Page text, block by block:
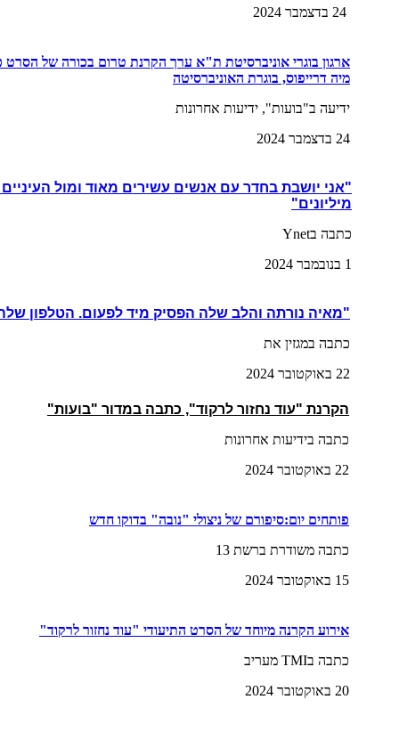
24 בדצמבר 2024
ארגון בוגרי אוניברסיטת ת"א ערך הקרנת טרום בכורה של הסרט
מיה דרייפוס, בוגרת האוניברסיטה
ידיעה ב"בועות", ידיעות אחרונות
24 בדצמבר 2024
"אני יושבת בחדר עם אנשים עשירים מאוד ומול
מיליונים"
כתבה בYnet
1 בנובמבר 2024
"מאיה נורתה והלב שלה הפסיק מיד לפעום. הטלפון
כתבה במגזין את
22 באוקטובר 2024
הקרנת "עוד נחזור לרקוד", כתבה במדור "בועות"
כתבה בידיעות אחרונות
22 באוקטובר 2024
פותחים יום:סיפורם של ניצולי "נובה" בדוקו חדש
כתבה משודרת ברשת 13
15 באוקטובר 2024
אירוע הקרנה מיוחד של הסרט התיעודי "עוד נחזור לרקוד"
כתבה בTMI מעריב
20 באוקטובר 2024